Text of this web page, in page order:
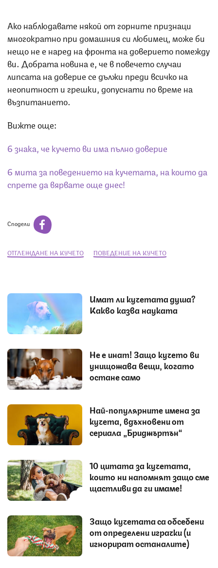
Ако наблюдавате някой от горните признаци
многократно при домашния си любимец, може би
нещо не е наред на фронта на доверието помежду
ви. Добрата новина е, че в повечето случаи
липсата на доверие се дължи преди всичко на
неопитност и грешки, допуснати по време на
възпитанието.
Вижте още:
6 знака, че кучето ви има пълно доверие
6 мита за поведението на кучетата, на които да
спрете да вярвате още днес!
Сподели
ОТГЛЕЖДАНЕ НА КУЧЕТО ПОВЕДЕНИЕ НА КУЧЕТО
Имат ли кучетата душа?
Какво казва науката
Не е инат! Защо кучето ви
унищожава вещи, когато
остане само
Най-популярните имена за
кучета, вдъхновени от
сериала „Бриджъртън“
10 цитата за кучетата,
които ни напомнят защо сме
щастливи да ги имаме!
Защо кучетата са обсебени
от определени играчки (и
игнорират останалите)